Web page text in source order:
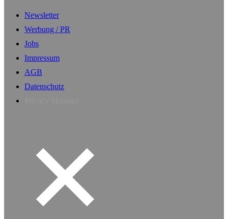
Newsletter
Werbung / PR
Jobs
Impressum
AGB
Datenschutz